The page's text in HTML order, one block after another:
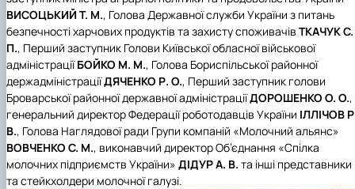
ВИСОЦЬКИЙ Т. М., Голова Державної служби України з питань
безпечності харчових продуктів та захисту споживачів ТКАЧУК С.
П., Перший заступник Голови Київської обласної військової
адміністраціїБОЙКО М. М., Голова Бориспільської районної
держадміністраціїДЯЧЕНКО Р. О., Перший заступник голови
Броварської районної державної адміністраціїДОРОШЕНКО О. О.,
генеральний директор Федерації роботодавців України ІЛЛІЧОВ
В., Голова Наглядової ради Групи компаній «Молочний альянс»
ВОВЧЕНКО С. М., виконавчий директор Об’єднання «Спілка
молочних підприємств України» ДІДУР А. В. та інші представники
та стейкхолдери молочної галузі.